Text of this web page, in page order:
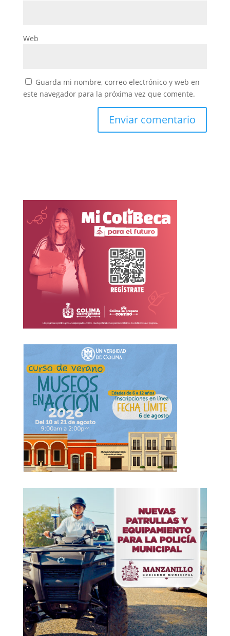
Web
Guarda mi nombre, correo electrónico y web en
este navegador para la próxima vez que comente.